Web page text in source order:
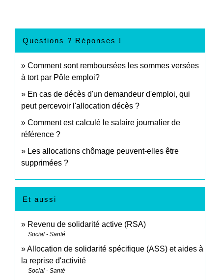
Questions ? Réponses !
Comment sont remboursées les sommes versées
à tort par Pôle emploi?
En cas de décès d'un demandeur d'emploi, qui
peut percevoir l'allocation décès ?
Comment est calculé le salaire journalier de
référence ?
Les allocations chômage peuvent-elles être
supprimées ?
Et aussi
Revenu de solidarité active (RSA)
Social - Santé
Allocation de solidarité spécifique (ASS) et aides à
la reprise d'activité
Social - Santé